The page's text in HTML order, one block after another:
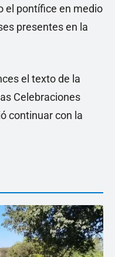
el pontífice en medio
presentes en la
el texto de la
Celebraciones
continuar con la